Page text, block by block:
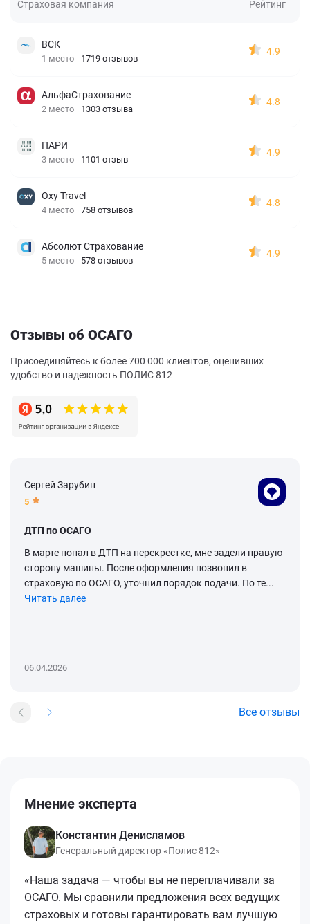
Страховая компания Рейтинг
ВСК
1 место 1719 отзывов
4.9
АльфаСтрахование
2 место 1303 отзыва
4.8
ПАРИ
3 место 1101 отзыв
4.9
Oxy Travel
4 место 758 отзывов
4.8
Абсолют Страхование
5 место 578 отзывов
4.9
Отзывы об ОСАГО
Присоединяйтесь к более 700 000 клиентов, оценивших
удобство и надежность ПОЛИС 812
Сергей Зарубин
5
ДТП по ОСАГО
В марте попал в ДТП на перекрестке, мне задели правую
сторону машины. После оформления позвонил в
страховую по ОСАГО, уточнил порядок подачи. По те...
Читать далее
06.04.2026
Все отзывы
Мнение эксперта
Константин Денисламов
Генеральный директор «Полис 812»
«Наша задача — чтобы вы не переплачивали за
ОСАГО. Мы сравнили предложения всех ведущих
страховых и готовы гарантировать вам лучшую